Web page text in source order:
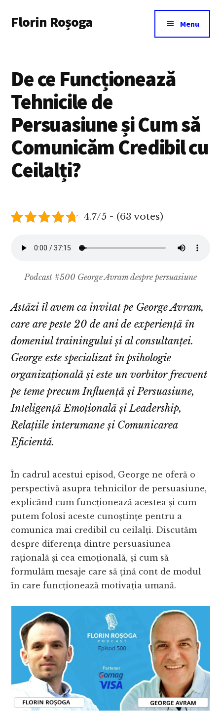
main
menu
Florin Roșoga Menu
De ce Funcționează
Tehnicile de
Persuasiune și Cum să
Comunicăm Credibil cu
Ceilalți?
4.7/5 - (63 votes)
Podcast #500 George Avram despre persuasiune
Astăzi îl avem ca invitat pe George Avram,
care are peste 20 de ani de experiență în
domeniul trainingului și al consultanței.
George este specializat în psihologie
organizațională și este un vorbitor frecvent
pe teme precum Influență și Persuasiune,
Inteligență Emoțională și Leadership,
Relațiile interumane și Comunicarea
Eficientă.
În cadrul acestui episod, George ne oferă o
perspectivă asupra tehnicilor de persuasiune,
explicând cum funcționează acestea și cum
putem folosi aceste cunoștințe pentru a
comunica mai credibil cu ceilalți. Discutăm
despre diferența dintre persuasiunea
rațională și cea emoțională, și cum să
formulăm mesaje care să țină cont de modul
în care funcționează motivația umană.